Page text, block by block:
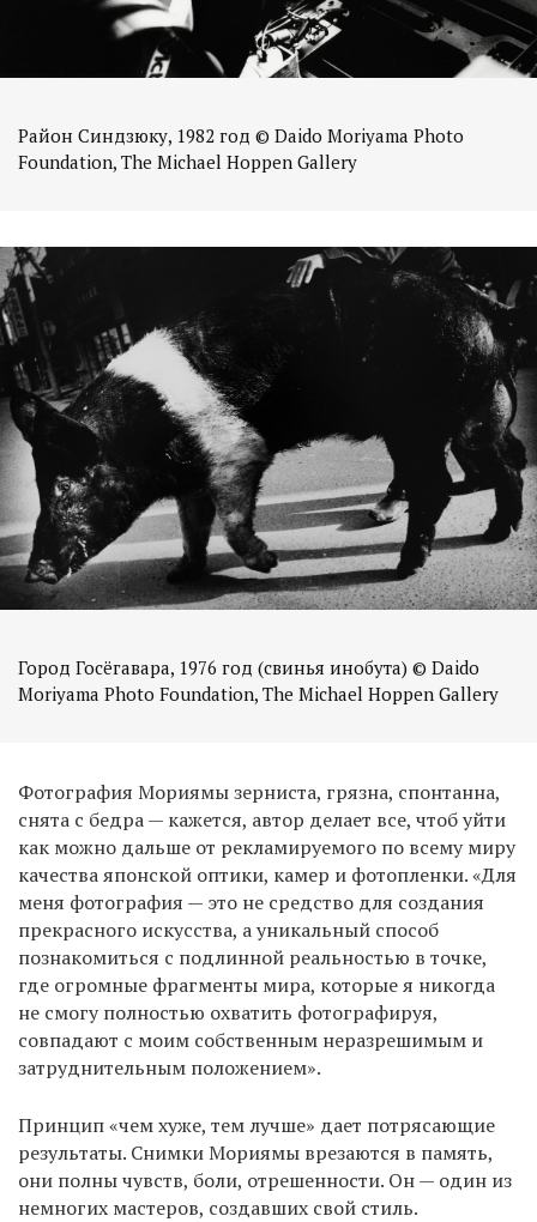
Район Синдзюку, 1982 год © Daido Moriyama Photo
Foundation, The Michael Hoppen Gallery
Город Госёгавара, 1976 год (свинья инобута) © Daido
Moriyama Photo Foundation, The Michael Hoppen Gallery
Фотография Мориямы зерниста, грязна, спонтанна,
снята с бедра — кажется, автор делает все, чтоб уйти
как можно дальше от рекламируемого по всему миру
качества японской оптики, камер и фотопленки. «Для
меня фотография — это не средство для создания
прекрасного искусства, а уникальный способ
познакомиться с подлинной реальностью в точке,
где огромные фрагменты мира, которые я никогда
не смогу полностью охватить фотографируя,
совпадают с моим собственным неразрешимым и
затруднительным положением».
Принцип «чем хуже, тем лучше» дает потрясающие
результаты. Снимки Мориямы врезаются в память,
они полны чувств, боли, отрешенности. Он — один из
немногих мастеров, создавших свой стиль.